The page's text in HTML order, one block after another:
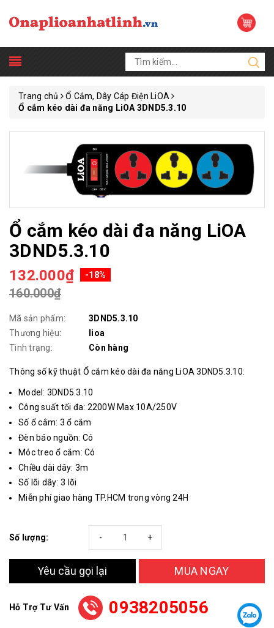
Trang chủ
Ổ Cắm, Dây Cáp Điện LiOA
Ổ cắm kéo dài đa năng LiOA 3DND5.3.10
Ổ cắm kéo dài đa năng LiOA
3DND5.3.10
132.000₫ -18%
160.000₫
Mã sản phẩm:
3DND5.3.10
Thương hiệu:
lioa
Tình trạng:
Còn hàng
Thông số kỹ thuật Ổ cắm kéo dài đa năng LiOA 3DND5.3.10:
Model: 3DND5.3.10
Công suất tối đa: 2200W Max 10A/250V
Số ổ cắm: 3 ổ cắm
Đèn báo nguồn: Có
Móc treo ổ cắm: Có
Chiều dài dây: 3m
Số lõi dây: 3 lõi
Miễn phí giao hàng TP.HCM trong vòng 24H
Số lượng: +
-
Yêu cầu gọi lại MUA NGAY
Hỗ Trợ Tư Vấn 0938205056